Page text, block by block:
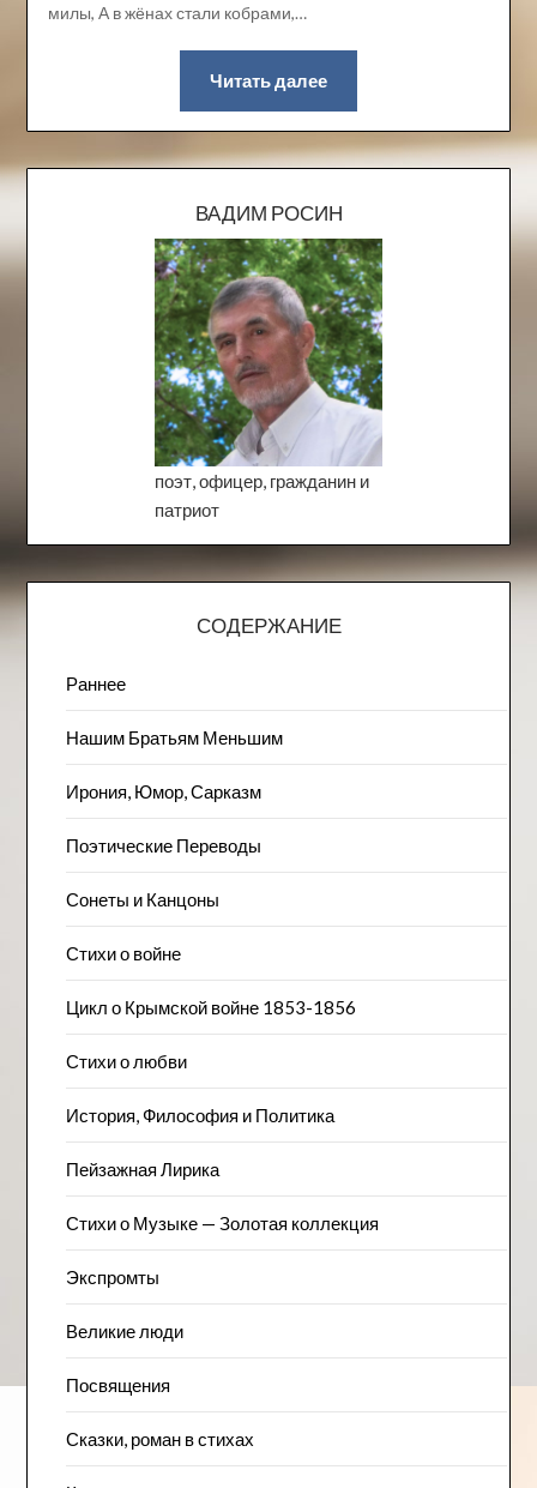
милы, А в жёнах стали кобрами,…
Читать далее
ВАДИМ РОСИН
поэт, офицер, гражданин и
патриот
СОДЕРЖАНИЕ
Раннее
Нашим Братьям Меньшим
Ирония, Юмор, Сарказм
Поэтические Переводы
Сонеты и Канцоны
Стихи о войне
Цикл о Крымской войне 1853-1856
Стихи о любви
История, Философия и Политика
Пейзажна​я Лирика
Стихи о Музыке — Золотая коллекция
Экспромты
Великие люди
Посвящения
Сказки, роман в стихах